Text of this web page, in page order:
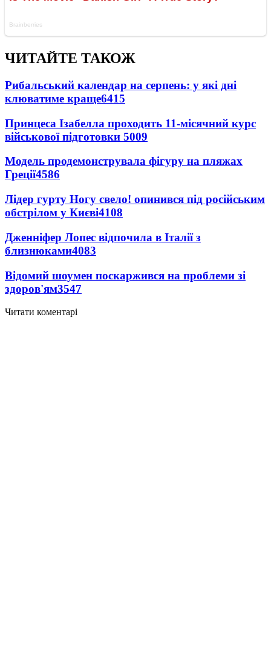
ЧИТАЙТЕ ТАКОЖ
Рибальський календар на серпень: у які дні
клюватиме краще6415
Принцеса Ізабелла проходить 11-місячний курс
військової підготовки 5009
Модель продемонструвала фігуру на пляжах
Греції4586
Лідер гурту Ногу свело! опинився під російським
обстрілом у Києві4108
Дженніфер Лопес відпочила в Італії з
близнюками4083
Відомий шоумен поскаржився на проблеми зі
здоров'ям3547
Читати коментарі